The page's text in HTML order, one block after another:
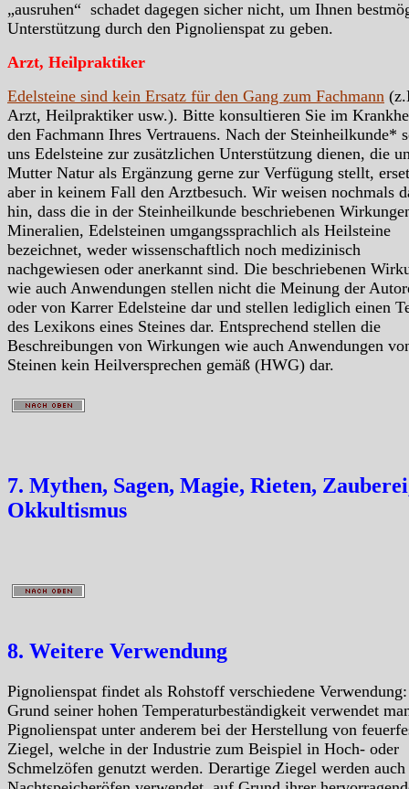
„ausruhen“ schadet dagegen sicher nicht, um Ihnen
Unterstützung durch den Pignolienspat zu geben.
Arzt, Heilpraktiker
Edelsteine sind kein Ersatz für den Gang zum Fachmann
Arzt, Heilpraktiker usw.). Bitte konsultieren Sie im
den Fachmann Ihres Vertrauens. Nach der Steinheilkunde*
uns Edelsteine zur zusätzlichen Unterstützung dienen, die
Mutter Natur als Ergänzung gerne zur Verfügung stellt,
aber in keinem Fall den Arztbesuch. Wir weisen nochmals
hin, dass die in der Steinheilkunde beschriebenen
Mineralien, Edelsteinen umgangssprachlich als Heilsteine
bezeichnet, weder wissenschaftlich noch medizinisch
nachgewiesen oder anerkannt sind. Die beschriebenen
wie auch Anwendungen stellen nicht die Meinung der
oder von Karrer Edelsteine dar und stellen lediglich einen
des Lexikons eines Steines dar. Entsprechend stellen die
Beschreibungen von Wirkungen wie auch Anwendungen
Steinen kein Heilversprechen gemäß (HWG) dar.
7. Mythen, Sagen, Magie, Rieten,
Okkultismus
8. Weitere Verwendung
Pignolienspat findet als Rohstoff verschiedene
Grund seiner hohen Temperaturbeständigkeit verwendet
Pignolienspat unter anderem bei der Herstellung von
Ziegel, welche in der Industrie zum Beispiel in Hoch- oder
Schmelzöfen genutzt werden. Derartige Ziegel werden